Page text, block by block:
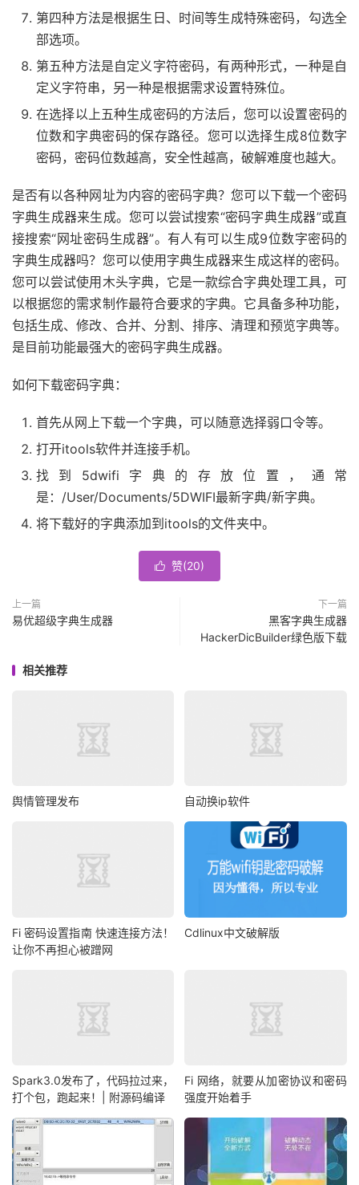
第四种方法是根据生日、时间等生成特殊密码，勾选全
部选项。
第五种方法是自定义字符密码，有两种形式，一种是自
定义字符串，另一种是根据需求设置特殊位。
在选择以上五种生成密码的方法后，您可以设置密码的
位数和字典密码的保存路径。您可以选择生成8位数字
密码，密码位数越高，安全性越高，破解难度也越大。
是否有以各种网址为内容的密码字典？您可以下载一个密码
字典生成器来生成。您可以尝试搜索“密码字典生成器”或直
接搜索“网址密码生成器”。有人有可以生成9位数字密码的
字典生成器吗？您可以使用字典生成器来生成这样的密码。
您可以尝试使用木头字典，它是一款综合字典处理工具，可
以根据您的需求制作最符合要求的字典。它具备多种功能，
包括生成、修改、合并、分割、排序、清理和预览字典等。
是目前功能最强大的密码字典生成器。
如何下载密码字典：
首先从网上下载一个字典，可以随意选择弱口令等。
打开itools软件并连接手机。
找到5dwifi字典的存放位置，通常
是：/User/Documents/5DWIFI最新字典/新字典。
将下载好的字典添加到itools的文件夹中。
 赞(20)
上一篇
易优超级字典生成器
下一篇
黑客字典生成器
HackerDicBuilder绿色版下载
相关推荐
舆情管理发布 自动换ip软件
Fi 密码设置指南 快速连接方法！
让你不再担心被蹭网
Cdlinux中文破解版
Spark3.0发布了，代码拉过来，
打个包，跑起来！| 附源码编译
Fi 网络，就要从加密协议和密码
强度开始着手